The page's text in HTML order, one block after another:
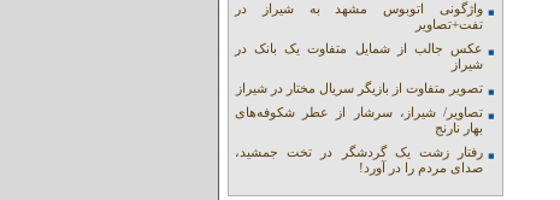
واژگونی اتوبوس مشهد به شیراز در
تفت+تصاویر
عکس جالب از شمایل متفاوت یک بانک در
شیراز
تصویر متفاوت از بازیگر سریال مختار در شیراز
تصاویر/ شیراز، سرشار از عطر شکوفه‌های
بهار نارنج
رفتار زشت یک گردشگر در تخت جمشید،
صدای مردم را در آورد!